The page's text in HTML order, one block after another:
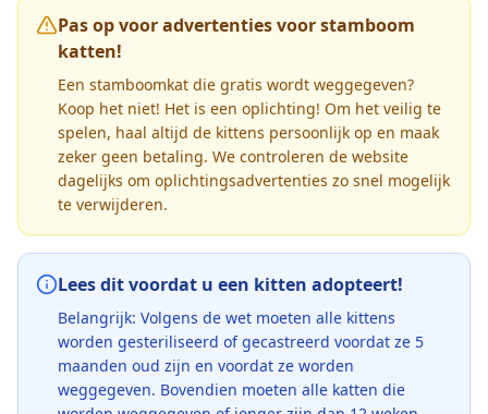
Pas op voor advertenties voor stamboom
katten!
Een stamboomkat die gratis wordt weggegeven?
Koop het niet! Het is een oplichting! Om het veilig te
spelen, haal altijd de kittens persoonlijk op en maak
zeker geen betaling. We controleren de website
dagelijks om oplichtingsadvertenties zo snel mogelijk
te verwijderen.
Lees dit voordat u een kitten adopteert!
Belangrijk: Volgens de wet moeten alle kittens
worden gesteriliseerd of gecastreerd voordat ze 5
maanden oud zijn en voordat ze worden
weggegeven. Bovendien moeten alle katten die